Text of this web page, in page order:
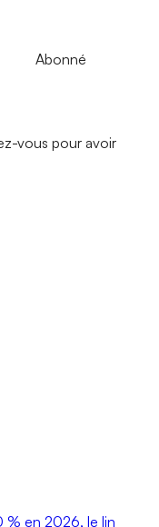
Abonné
vous pour avoir
% en 2026, le lin